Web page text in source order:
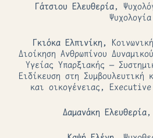
Γάτσιου Ελευθερία,
Ψυχολογία
Γκιόκα Ελπινίκη,
Διοίκηση Ανθρωπίνου
Υγείας Υπαρξιακής –
Ειδίκευση στη Συμβουλευτική
και οικογένειας,
Δαμανάκη Ελευθερία,